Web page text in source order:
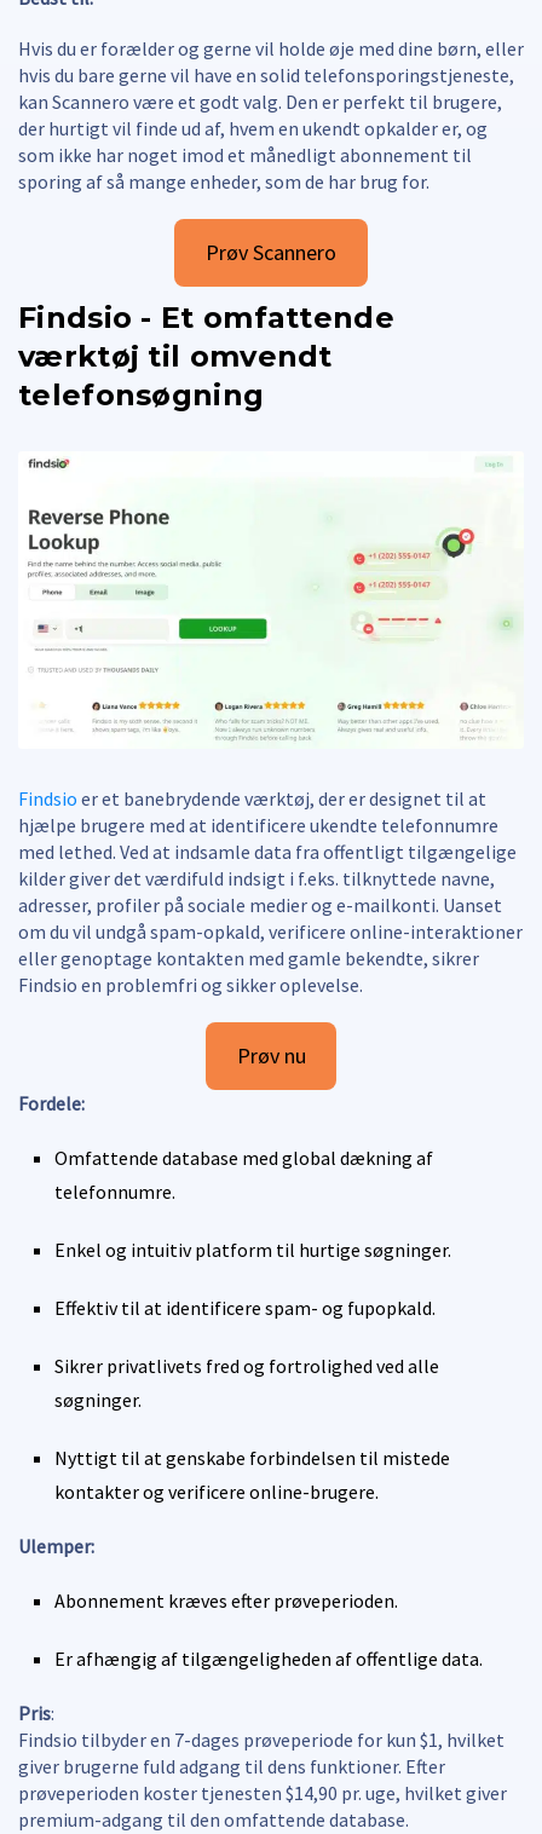
Hvis du er forælder og gerne vil holde øje med dine børn, eller
hvis du bare gerne vil have en solid telefonsporingstjeneste,
kan Scannero være et godt valg. Den er perfekt til brugere,
der hurtigt vil finde ud af, hvem en ukendt opkalder er, og
som ikke har noget imod et månedligt abonnement til
sporing af så mange enheder, som de har brug for.
Prøv Scannero
Findsio - Et omfattende
værktøj til omvendt
telefonsøgning
Findsio er et banebrydende værktøj, der er designet til at
hjælpe brugere med at identificere ukendte telefonnumre
med lethed. Ved at indsamle data fra offentligt tilgængelige
kilder giver det værdifuld indsigt i f.eks. tilknyttede navne,
adresser, profiler på sociale medier og e-mailkonti. Uanset
om du vil undgå spam-opkald, verificere online-interaktioner
eller genoptage kontakten med gamle bekendte, sikrer
Findsio en problemfri og sikker oplevelse.
Prøv nu
Fordele:
Omfattende database med global dækning af
telefonnumre.
Enkel og intuitiv platform til hurtige søgninger.
Effektiv til at identificere spam- og fupopkald.
Sikrer privatlivets fred og fortrolighed ved alle
søgninger.
Nyttigt til at genskabe forbindelsen til mistede
kontakter og verificere online-brugere.
Ulemper:
Abonnement kræves efter prøveperioden.
Er afhængig af tilgængeligheden af offentlige data.
Pris:
Findsio tilbyder en 7-dages prøveperiode for kun $1, hvilket
giver brugerne fuld adgang til dens funktioner. Efter
prøveperioden koster tjenesten $14,90 pr. uge, hvilket giver
premium-adgang til den omfattende database.